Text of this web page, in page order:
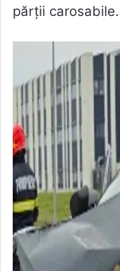
părții carosabile.